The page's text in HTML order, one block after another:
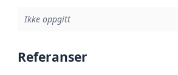
Ikke oppgitt
Referanser